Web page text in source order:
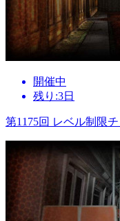
開催中
残り:3日
第1175回 レベル制限